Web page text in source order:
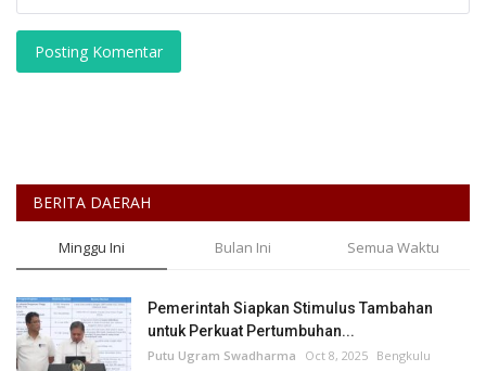
Posting Komentar
BERITA DAERAH
Minggu Ini Bulan Ini Semua Waktu
Pemerintah Siapkan Stimulus Tambahan
untuk Perkuat Pertumbuhan...
Putu Ugram Swadharma Oct 8, 2025 Bengkulu